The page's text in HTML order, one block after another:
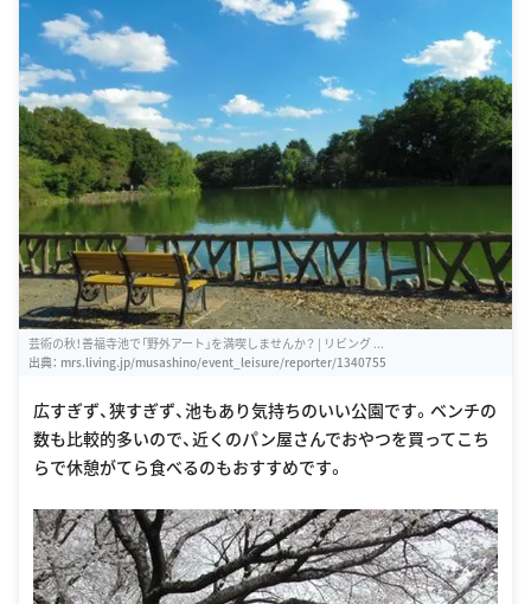
芸術の秋！善福寺池で「野外アート」を満喫しませんか？ | リビング ...
出典： mrs.living.jp/musashino/event_leisure/reporter/1340755
広すぎず、狭すぎず、池もあり気持ちのいい公園です。ベンチの
数も比較的多いので、近くのパン屋さんでおやつを買ってこち
らで休憩がてら食べるのもおすすめです。